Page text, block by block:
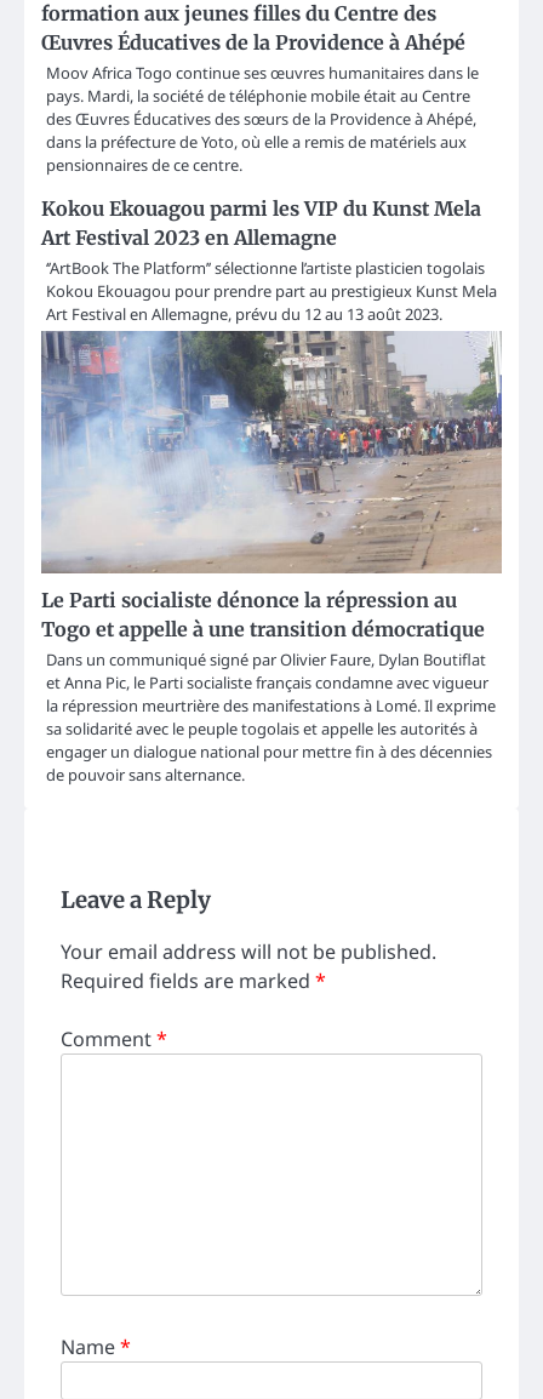
formation aux jeunes filles du Centre des
Œuvres Éducatives de la Providence à Ahépé
Moov Africa Togo continue ses œuvres humanitaires dans le
pays. Mardi, la société de téléphonie mobile était au Centre
des Œuvres Éducatives des sœurs de la Providence à Ahépé,
dans la préfecture de Yoto, où elle a remis de matériels aux
pensionnaires de ce centre.
Kokou Ekouagou parmi les VIP du Kunst Mela
Art Festival 2023 en Allemagne
‘’ArtBook The Platform’’ sélectionne l’artiste plasticien togolais
Kokou Ekouagou pour prendre part au prestigieux Kunst Mela
Art Festival en Allemagne, prévu du 12 au 13 août 2023.
Le Parti socialiste dénonce la répression au
Togo et appelle à une transition démocratique
Dans un communiqué signé par Olivier Faure, Dylan Boutiflat
et Anna Pic, le Parti socialiste français condamne avec vigueur
la répression meurtrière des manifestations à Lomé. Il exprime
sa solidarité avec le peuple togolais et appelle les autorités à
engager un dialogue national pour mettre fin à des décennies
de pouvoir sans alternance.
Leave a Reply
Your email address will not be published.
Required fields are marked *
Comment*
Name*